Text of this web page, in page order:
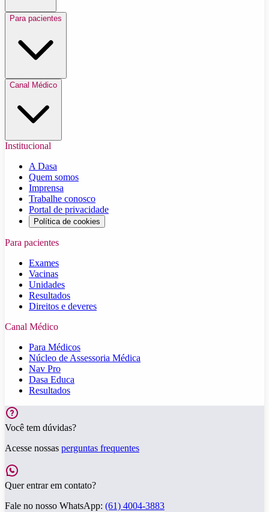
Para pacientes
Canal Médico
Institucional
A Dasa
Quem somos
Imprensa
Trabalhe conosco
Portal de privacidade
Política de cookies
Para pacientes
Exames
Vacinas
Unidades
Resultados
Direitos e deveres
Canal Médico
Para Médicos
Núcleo de Assessoria Médica
Nav Pro
Dasa Educa
Resultados
Você tem dúvidas?
Acesse nossas perguntas frequentes
Quer entrar em contato?
Fale no nosso WhatsApp: (61) 4004-3883